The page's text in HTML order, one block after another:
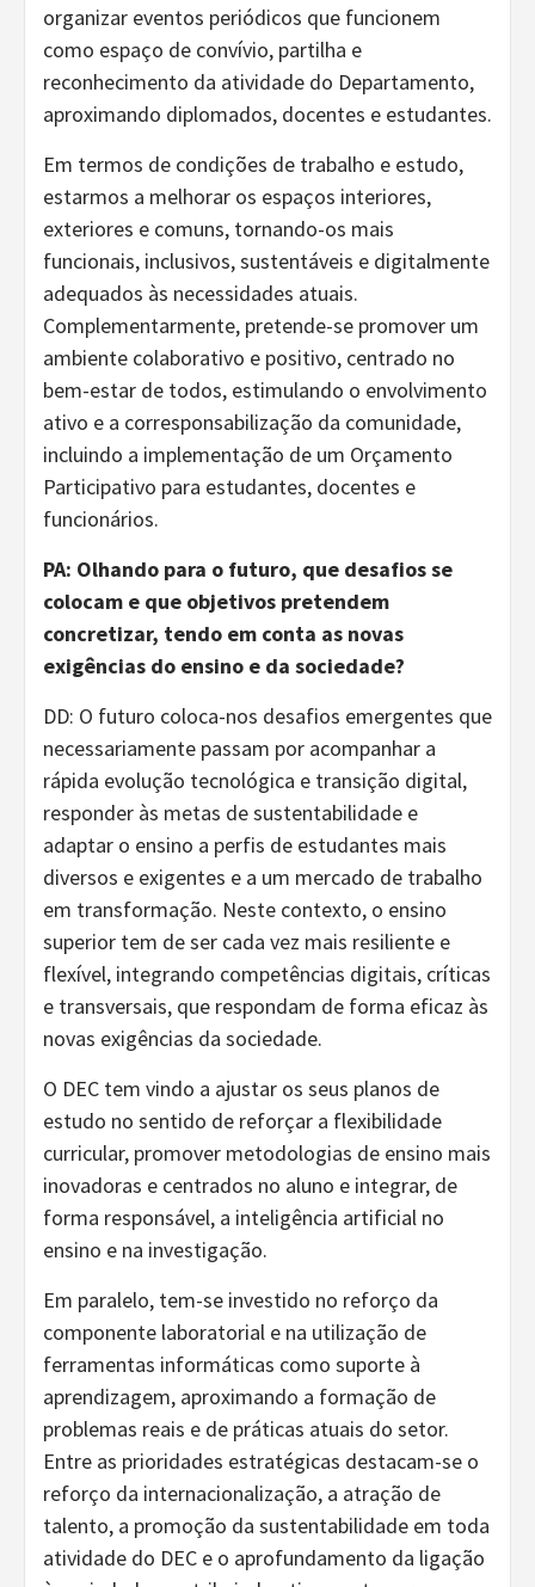
organizar eventos periódicos que funcionem
como espaço de convívio, partilha e
reconhecimento da atividade do Departamento,
aproximando diplomados, docentes e estudantes.
Em termos de condições de trabalho e estudo,
estarmos a melhorar os espaços interiores,
exteriores e comuns, tornando-os mais
funcionais, inclusivos, sustentáveis e digitalmente
adequados às necessidades atuais.
Complementarmente, pretende-se promover um
ambiente colaborativo e positivo, centrado no
bem-estar de todos, estimulando o envolvimento
ativo e a corresponsabilização da comunidade,
incluindo a implementação de um Orçamento
Participativo para estudantes, docentes e
funcionários.
PA: Olhando para o futuro, que desafios se
colocam e que objetivos pretendem
concretizar, tendo em conta as novas
exigências do ensino e da sociedade?
DD: O futuro coloca-nos desafios emergentes que
necessariamente passam por acompanhar a
rápida evolução tecnológica e transição digital,
responder às metas de sustentabilidade e
adaptar o ensino a perfis de estudantes mais
diversos e exigentes e a um mercado de trabalho
em transformação. Neste contexto, o ensino
superior tem de ser cada vez mais resiliente e
flexível, integrando competências digitais, críticas
e transversais, que respondam de forma eficaz às
novas exigências da sociedade.
O DEC tem vindo a ajustar os seus planos de
estudo no sentido de reforçar a flexibilidade
curricular, promover metodologias de ensino mais
inovadoras e centrados no aluno e integrar, de
forma responsável, a inteligência artificial no
ensino e na investigação.
Em paralelo, tem-se investido no reforço da
componente laboratorial e na utilização de
ferramentas informáticas como suporte à
aprendizagem, aproximando a formação de
problemas reais e de práticas atuais do setor.
Entre as prioridades estratégicas destacam-se o
reforço da internacionalização, a atração de
talento, a promoção da sustentabilidade em toda
atividade do DEC e o aprofundamento da ligação